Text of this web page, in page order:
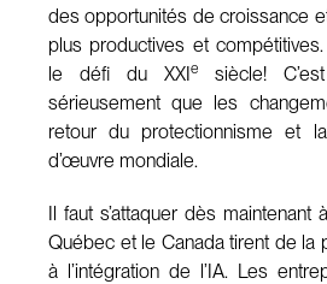
des opportunités de croissance
plus productives et compétitives.
le défi du XXIe
siècle!
sérieusement que les
retour du protectionnisme et
d’œuvre mondiale.
Il faut s’attaquer dès maintenant
Québec et le Canada tirent de la
à l’intégration de l’IA. Les